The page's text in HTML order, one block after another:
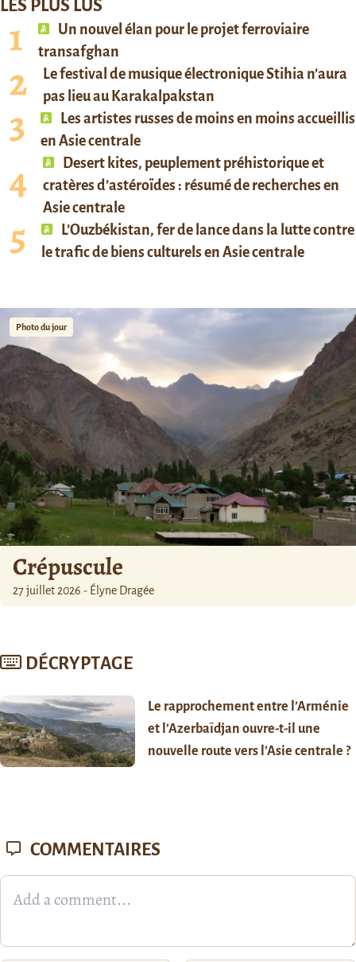
LES PLUS LUS
Un nouvel élan pour le projet ferroviaire
transafghan
Le festival de musique électronique Stihia n’aura
pas lieu au Karakalpakstan
Les artistes russes de moins en moins accueillis
en Asie centrale
Desert kites, peuplement préhistorique et
cratères d’astéroïdes : résumé de recherches en
Asie centrale
L’Ouzbékistan, fer de lance dans la lutte contre
le trafic de biens culturels en Asie centrale
Photo du jour
Crépuscule
27 juillet 2026 - Élyne Dragée
DÉCRYPTAGE
Le rapprochement entre l’Arménie
et l’Azerbaïdjan ouvre-t-il une
nouvelle route vers l’Asie centrale ?
COMMENTAIRES